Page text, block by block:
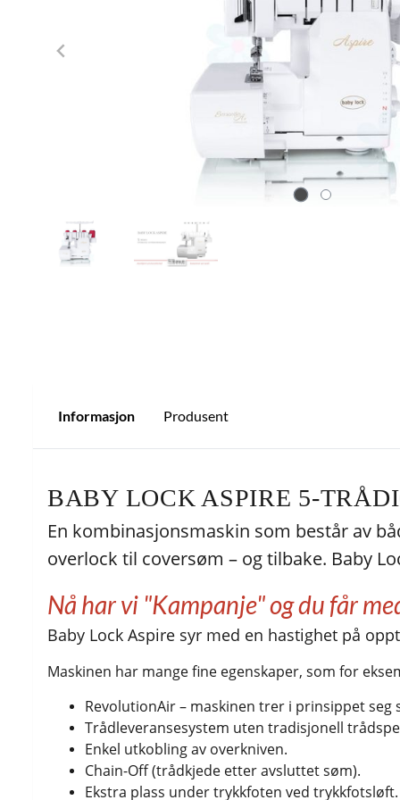
Informasjon Produsent
BABY LOCK ASPIRE 5-
En kombinasjonsmaskin som består av
overlock til coversøm – og tilbake. Baby
Nå har vi "Kampanje" og du får
Baby Lock Aspire syr med en hastighet på
Maskinen har mange fine egenskaper, som for
RevolutionAir – maskinen trer i prinsippet
Trådleveransesystem uten tradisjonell
Enkel utkobling av overkniven.
Chain-Off (trådkjede etter avsluttet søm).
Ekstra plass under trykkfoten ved trykkfotsløft.